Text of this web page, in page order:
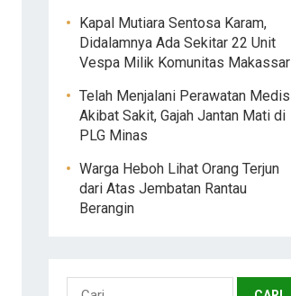
Kapal Mutiara Sentosa Karam,
Didalamnya Ada Sekitar 22 Unit
Vespa Milik Komunitas Makassar
Telah Menjalani Perawatan Medis
Akibat Sakit, Gajah Jantan Mati di
PLG Minas
Warga Heboh Lihat Orang Terjun
dari Atas Jembatan Rantau
Berangin
Cari